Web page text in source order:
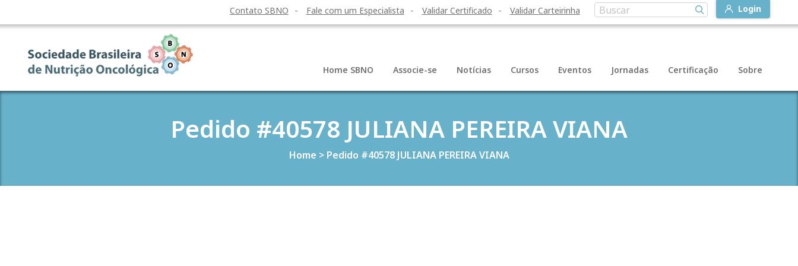
Contato SBNO Fale com um Especialista Validar Certificado Validar Carteirinha Login
Home SBNO Associe-se Notícias Cursos Eventos Jornadas Certificação Sobre
Pedido #40578 JULIANA PEREIRA VIANA
Home > Pedido #40578 JULIANA PEREIRA VIANA